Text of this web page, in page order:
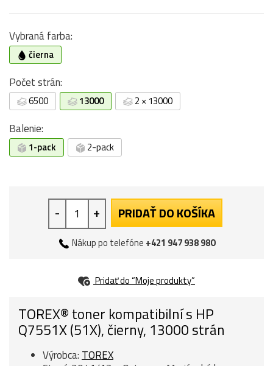
Vybraná farba:
čierna
Počet strán:
6500 13000 2 × 13000
Balenie:
1-pack 2-pack
- + PRIDAŤ DO KOŠÍKA
Nákup po telefóne +421 947 938 980
Pridať do “Moje produkty”
TOREX® toner kompatibilní s HP
Q7551X (51X), čierny, 13000 strán
Výrobca: TOREX